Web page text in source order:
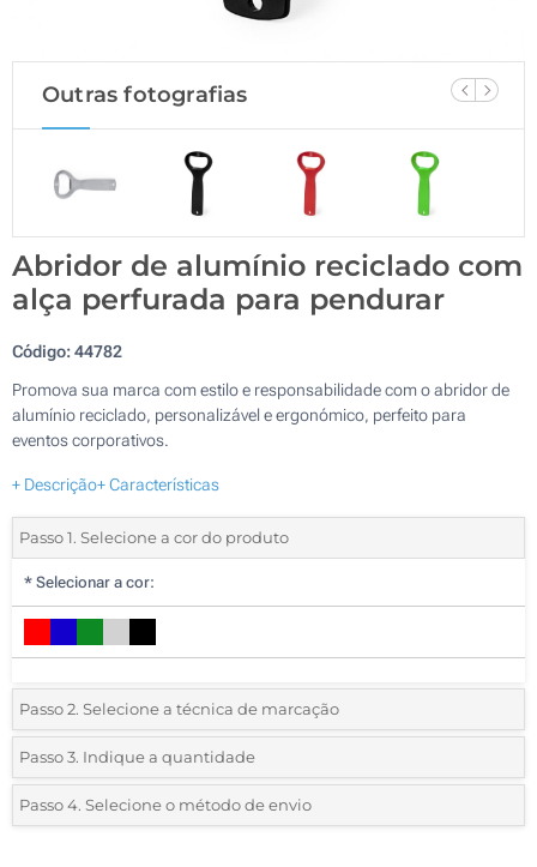
Outras fotografias
Abridor de alumínio reciclado com
alça perfurada para pendurar
Código:44782
Promova sua marca com estilo e responsabilidade com o abridor de
alumínio reciclado, personalizável e ergonómico, perfeito para
eventos corporativos.
+ Descrição+ Características
Passo 1. Selecione a cor do produto
* Selecionar a cor:
Passo 2. Selecione a técnica de marcação
*Selecione o tipo de marcação e as cores do logotipo:
1 Cor (Num lado)
Passo 3. Indique a quantidade
*Quantidade mínima:270
Passo 4. Selecione o método de envio